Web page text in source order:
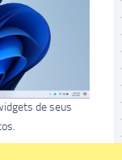
de seus